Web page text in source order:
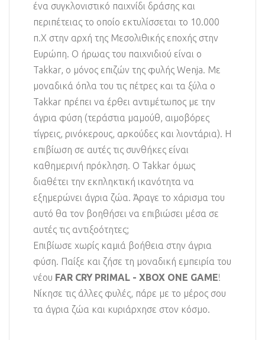
ένα συγκλονιστικό παιχνίδι δράσης και
περιπέτειας το οποίο εκτυλίσσεται το 10.000
π.Χ στην αρχή της Μεσολιθικής εποχής στην
Ευρώπη. Ο ήρωας του παιχνιδιού είναι ο
Takkar, ο μόνος επιζών της φυλής Wenja. Με
μοναδικά όπλα του τις πέτρες και τα ξύλα ο
Takkar πρέπει να έρθει αντιμέτωπος με την
άγρια φύση (τεράστια μαμούθ, αιμοβόρες
τίγρεις, ρινόκερους, αρκούδες και λιοντάρια). Η
επιβίωση σε αυτές τις συνθήκες είναι
καθημερινή πρόκληση. Ο Takkar όμως
διαθέτει την εκπληκτική ικανότητα να
εξημερώνει άγρια ζώα. Άραγε το χάρισμα του
αυτό θα τον βοηθήσει να επιβιώσει μέσα σε
αυτές τις αντιξοότητες;
Επιβίωσε χωρίς καμιά βοήθεια στην άγρια
φύση. Παίξε και ζήσε τη μοναδική εμπειρία του
νέου FAR CRY PRIMAL - XBOX ONE GAME!
Νίκησε τις άλλες φυλές, πάρε με το μέρος σου
τα άγρια ζώα και κυριάρχησε στον κόσμο.